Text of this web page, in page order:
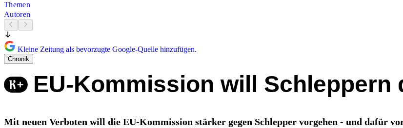
Themen
Autoren
Kleine Zeitung als bevorzugte Google-Quelle hinzufügen.
Chronik
EU-Kommission will Schleppern
Mit neuen Verboten will die EU-Kommission stärker gegen Schlepper vorgehen - und dafür